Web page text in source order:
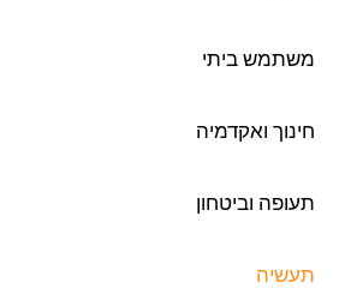
משתמש ביתי
חינוך ואקדמיה
תעופה וביטחון
תעשיה